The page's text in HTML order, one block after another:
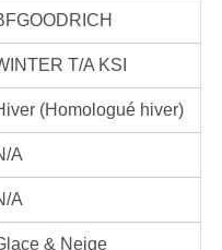
T/A KSI
(Homologué hiver)
A
A
& Neige